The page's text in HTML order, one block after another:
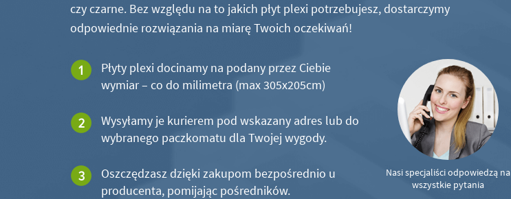
czy czarne. Bez względu na to jakich płyt plexi potrzebujesz, dostarczymy
odpowiednie rozwiązania na miarę Twoich oczekiwań!
Płyty plexi docinamy na podany przez Ciebie
wymiar – co do milimetra (max 305x205cm)
Wysyłamy je kurierem pod wskazany adres lub do
wybranego paczkomatu dla Twojej wygody.
Oszczędzasz dzięki zakupom bezpośrednio u
producenta, pomijając pośredników.
Nasi specjaliści odpowiedzą na
wszystkie pytania